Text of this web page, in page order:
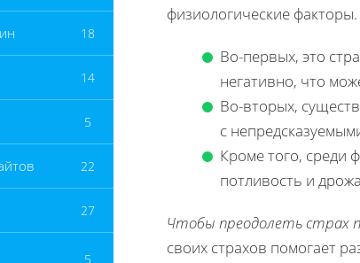
18
14
5
22
27
5
физиологические факторы.
Во-первых, это
негативно, что
Во-вторых,
с
Кроме того, среди
потливость и
Чтобы преодолеть страх
своих страхов помогает